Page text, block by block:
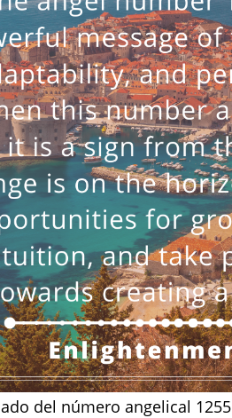
del número angelical 1255